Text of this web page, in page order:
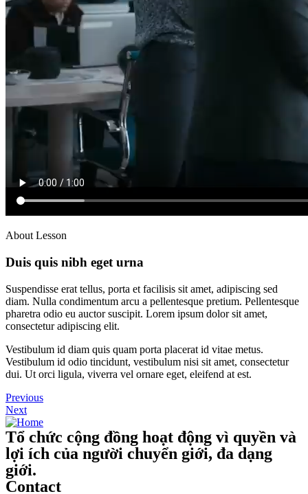
About Lesson
Duis quis nibh eget urna
Suspendisse erat tellus, porta et facilisis sit amet, adipiscing sed
diam. Nulla condimentum arcu a pellentesque pretium. Pellentesque
pharetra odio eu auctor suscipit. Lorem ipsum dolor sit amet,
consectetur adipiscing elit.
Vestibulum id diam quis quam porta placerat id vitae metus.
Vestibulum id odio tincidunt, vestibulum nisi sit amet, consectetur
dui. Ut orci ligula, viverra vel ornare eget, eleifend at est.
Previous
Next
Tổ chức cộng đồng hoạt động vì quyền và
lợi ích của người chuyển giới, đa dạng
giới.
Contact